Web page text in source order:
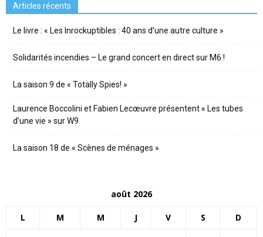
Articles récents
Le livre : « Les Inrockuptibles : 40 ans d’une autre culture »
Solidarités incendies – Le grand concert en direct sur M6 !
La saison 9 de « Totally Spies! »
Laurence Boccolini et Fabien Lecœuvre présentent « Les tubes
d’une vie » sur W9
La saison 18 de « Scènes de ménages »
août 2026
L M M J V S D